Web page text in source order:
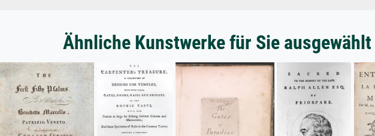
Ähnliche Kunstwerke für Sie ausgewählt